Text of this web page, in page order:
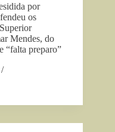
por
os
Mendes, do
“falta preparo”